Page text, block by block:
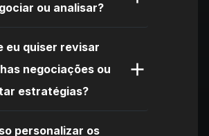
ou analisar?
eu quiser revisar
negociações ou
estratégias?
personalizar os